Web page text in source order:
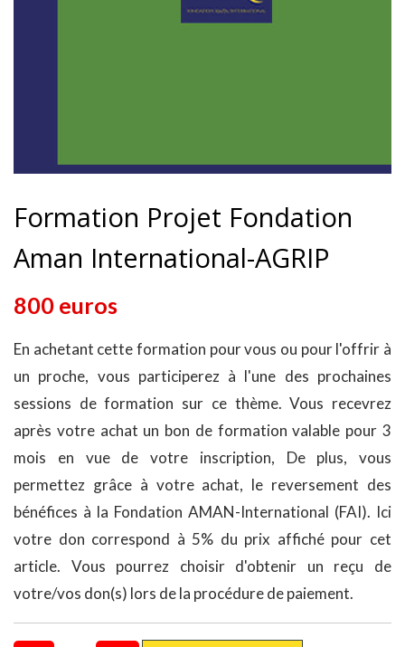
Formation Projet Fondation
Aman International-AGRIP
800 euros
En achetant cette formation pour vous ou pour l'offrir à
un proche, vous participerez à l'une des prochaines
sessions de formation sur ce thème. Vous recevrez
après votre achat un bon de formation valable pour 3
mois en vue de votre inscription, De plus, vous
permettez grâce à votre achat, le reversement des
bénéfices à la Fondation AMAN-International (FAI). Ici
votre don correspond à 5% du prix affiché pour cet
article. Vous pourrez choisir d'obtenir un reçu de
votre/vos don(s) lors de la procédure de paiement.